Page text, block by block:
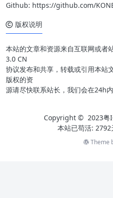
Github: https://github.com/
版权说明
本站的文章和资源来自互联网或者
3.0 CN
协议发布和共享，转载或引用本站
版权的资
源请尽快联系站长，我们会在24h
Copyright © 2023粤
本站已苟活:
Theme